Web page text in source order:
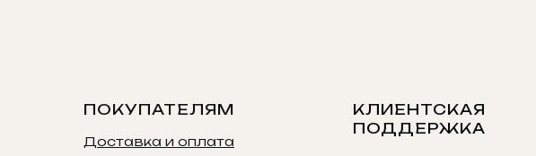
ПОКУПАТЕЛЯМ
Доставка и оплата
КЛИЕНТСКАЯ
ПОДДЕРЖКА